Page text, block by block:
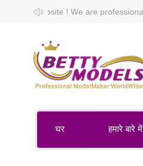
professional modelmaker
घर हमारे बारे में